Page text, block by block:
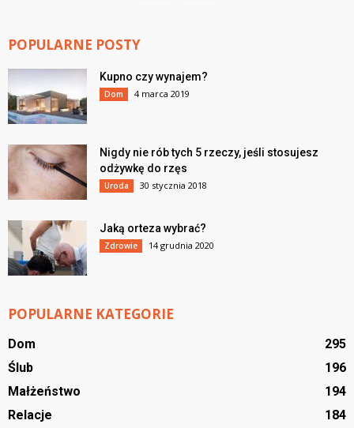
POPULARNE POSTY
Kupno czy wynajem?
Dom 4 marca 2019
Nigdy nie rób tych 5 rzeczy, jeśli stosujesz
odżywkę do rzęs
Uroda 30 stycznia 2018
Jaką orteza wybrać?
Zdrowie 14 grudnia 2020
POPULARNE KATEGORIE
Dom
295
Ślub
196
Małżeństwo
194
Relacje
184